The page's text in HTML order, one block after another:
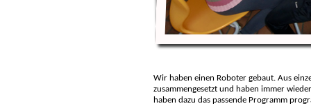
Wir haben einen Roboter gebaut. Aus
zusammengesetzt und haben immer
haben dazu das passende Programm